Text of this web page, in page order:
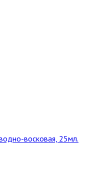
восковая, 25мл.